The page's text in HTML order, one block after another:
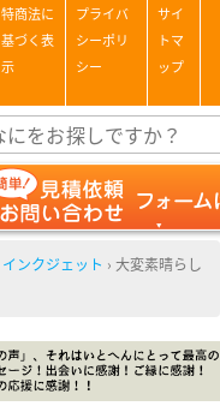
特商法に
基づく表
示
プライバ
シーポリ
シー
サイ
トマ
ップ
インクジェット › 大変素晴らし